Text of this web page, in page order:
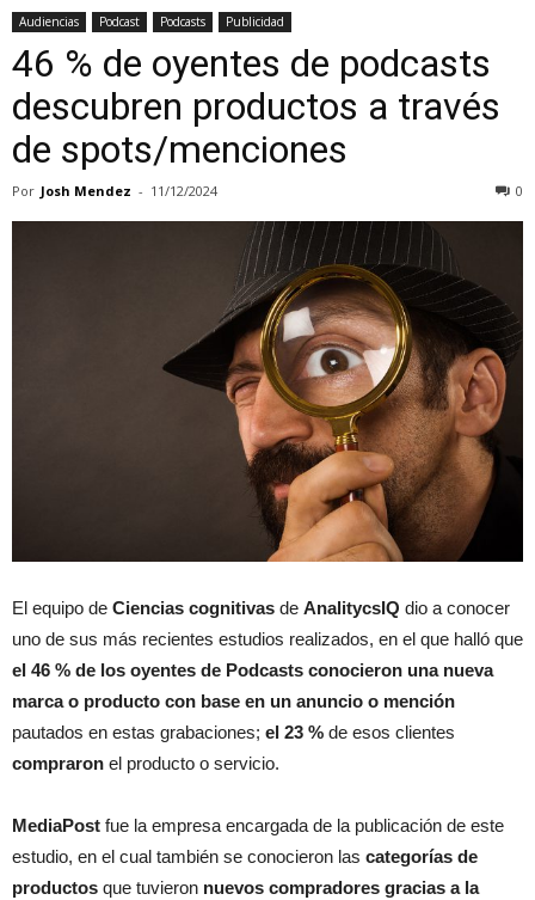
Audiencias Podcast Podcasts Publicidad
46 % de oyentes de podcasts
descubren productos a través
de spots/menciones
Por Josh Mendez - 11/12/2024 0
El equipo de Ciencias cognitivas de AnalitycsIQ dio a conocer
uno de sus más recientes estudios realizados, en el que halló que
el 46 % de los oyentes de Podcasts conocieron una nueva
marca o producto con base en un anuncio o mención
pautados en estas grabaciones; el 23 % de esos clientes
compraron el producto o servicio.
MediaPost fue la empresa encargada de la publicación de este
estudio, en el cual también se conocieron las categorías de
productos que tuvieron nuevos compradores gracias a la